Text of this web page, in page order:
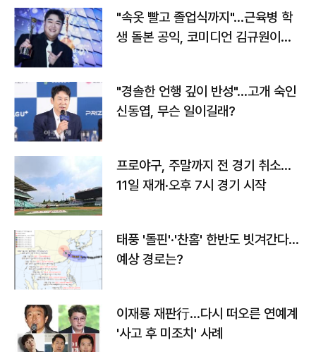
"속옷 빨고 졸업식까지"…근육병 학
생 돌본 공익, 코미디언 김규원이었
"경솔한 언행 깊이 반성"…고개 숙인
신동엽, 무슨 일이길래?
프로야구, 주말까지 전 경기 취소…
11일 재개·오후 7시 경기 시작
태풍 '돌핀'·'찬홈' 한반도 빗겨간다…
예상 경로는?
이재룡 재판行…다시 떠오른 연예계
'사고 후 미조치' 사례